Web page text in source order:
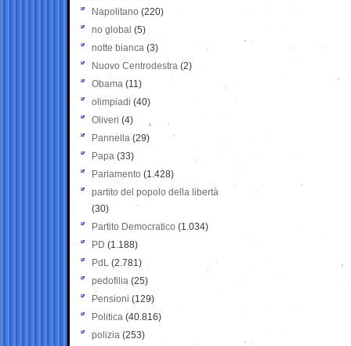
Napolitano (220)
no global (5)
notte bianca (3)
Nuovo Centrodestra (2)
Obama (11)
olimpiadi (40)
Oliveri (4)
Pannella (29)
Papa (33)
Parlamento (1.428)
partito del popolo della libertà
(30)
Partito Democratico (1.034)
PD (1.188)
PdL (2.781)
pedofilia (25)
Pensioni (129)
Politica (40.816)
polizia (253)